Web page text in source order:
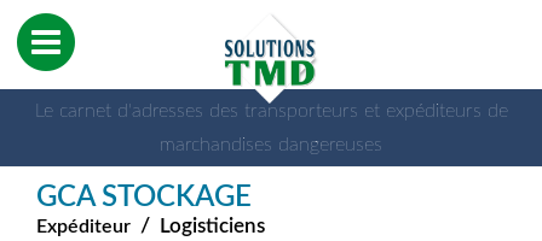
Le carnet d'adresses des transporteurs et expéditeurs de
marchandises dangereuses
GCA STOCKAGE
Expéditeur / Logisticiens